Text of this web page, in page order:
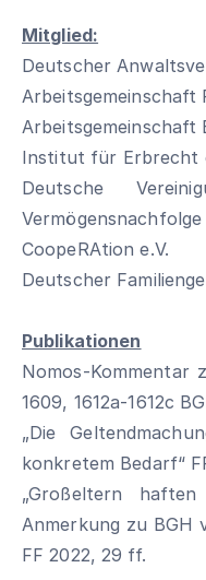
Mitglied:
Deutscher
Arbeitsgemeinschaft
Arbeitsgemeinschaft
Institut für Erbrecht
Deutsche
Vermögensnachfolge
CoopeRAtion e.V.
Deutscher
Publikationen
Nomos-Kommentar
1609, 1612a-1612c
„Die
konkretem Bedarf“
„Großeltern
Anmerkung zu BGH
FF 2022, 29 ff.